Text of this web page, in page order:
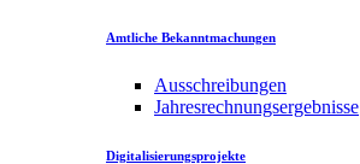
Amtliche Bekanntmachungen
Ausschreibungen
Jahresrechnungsergebnisse
Digitalisierungsprojekte